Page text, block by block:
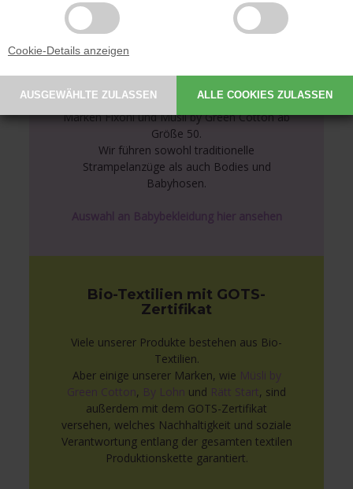
Cookie-Details anzeigenBabybekleidung von
Wir führen Babybekleidung der dänischen
Marken Fixoni und Müsli by Green Cotton ab
Größe 50.
Wir führen sowohl traditionelle
Strampelanzüge als auch Bodies und
Babyhosen.
Auswahl an Babybekleidung hier ansehen
Bio-Textilien mit GOTS-
Zertifikat
Viele unserer Produkte bestehen aus Bio-
Textilien.
Aber einige unserer Marken, wie Müsli by
Green Cotton, By Lohn und Rätt Start, sind
außerdem mit dem GOTS-Zertifikat
versehen, welches Nachhaltigkeit und soziale
Verantwortung entlang der gesamten textilen
Produktionskette garantiert.